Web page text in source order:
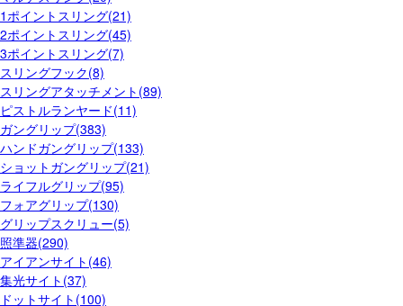
1ポイントスリング(21)
2ポイントスリング(45)
3ポイントスリング(7)
スリングフック(8)
スリングアタッチメント(89)
ピストルランヤード(11)
ガングリップ(383)
ハンドガングリップ(133)
ショットガングリップ(21)
ライフルグリップ(95)
フォアグリップ(130)
グリップスクリュー(5)
照準器(290)
アイアンサイト(46)
集光サイト(37)
ドットサイト(100)